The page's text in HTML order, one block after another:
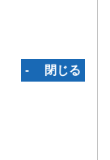
‐ 閉じる